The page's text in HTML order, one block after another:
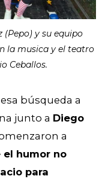
(Pepo) y su equipo
la musica y el teatro
Ceballos.
búsqueda a
junto a Diego
a
humor no
para